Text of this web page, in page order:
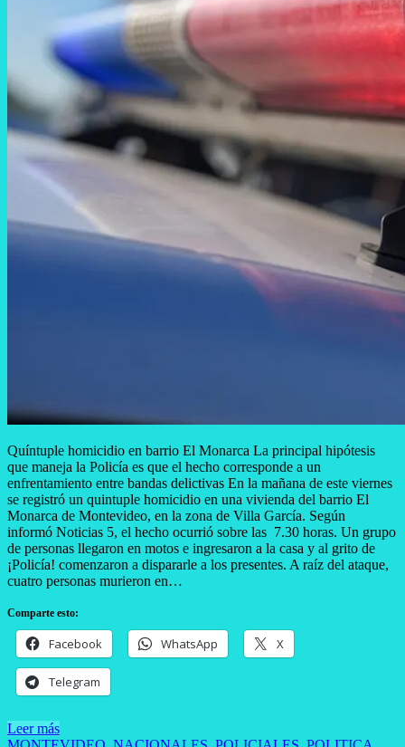
Quíntuple homicidio en barrio El Monarca La principal hipótesis
que maneja la Policía es que el hecho corresponde a un
enfrentamiento entre bandas delictivas En la mañana de este viernes
se registró un quintuple homicidio en una vivienda del barrio El
Monarca de Montevideo, en la zona de Villa García. Según
informó Noticias 5, el hecho ocurrió sobre las 7.30 horas. Un grupo
de personas llegaron en motos e ingresaron a la casa y al grito de
¡Policía! comenzaron a dispararle a los presentes. A raíz del ataque,
cuatro personas murieron en…
Comparte esto:
Facebook WhatsApp X
Telegram
Leer más